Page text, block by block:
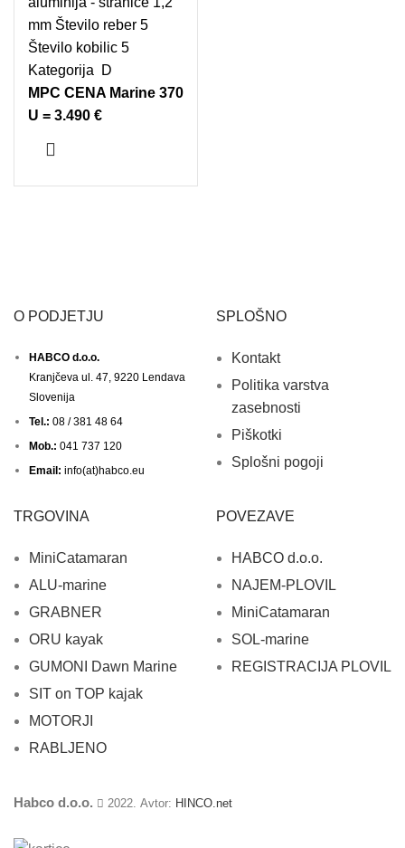
mm Število reber 5
Število kobilic 5
Kategorija D
MPC CENA Marine 370
U = 3.490 €
O PODJETJU
HABCO d.o.o.
Kranjčeva ul. 47, 9220 Lendava
Slovenija
Tel.: 08 / 381 48 64
Mob.: 041 737 120
Email: info(at)habco.eu
SPLOŠNO
Kontakt
Politika varstva
zasebnosti
Piškotki
Splošni pogoji
TRGOVINA
MiniCatamaran
ALU-marine
GRABNER
ORU kayak
GUMONI Dawn Marine
SIT on TOP kajak
MOTORJI
RABLJENO
POVEZAVE
HABCO d.o.o.
NAJEM-PLOVIL
MiniCatamaran
SOL-marine
REGISTRACIJA PLOVIL
Habco d.o.o. 2022. Avtor: HINCO.net